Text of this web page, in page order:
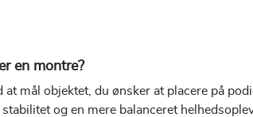
en montre?
at mål objektet, du ønsker at placere på
og en mere balanceret